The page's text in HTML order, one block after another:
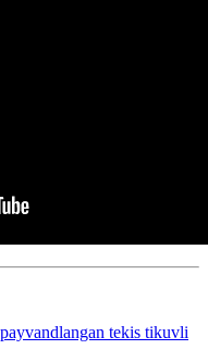
tekis tikuvli